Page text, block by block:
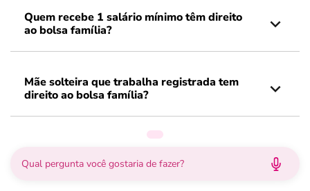
Quem recebe 1 salário mínimo têm direito
ao bolsa família?
Mãe solteira que trabalha registrada tem
direito ao bolsa família?